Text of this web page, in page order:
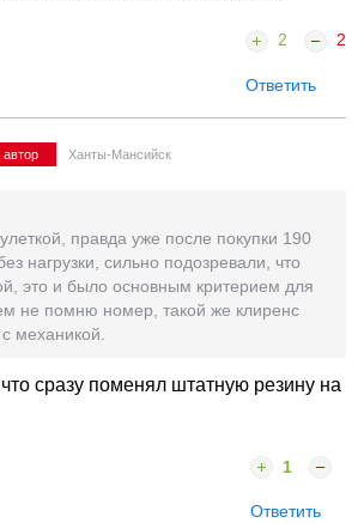
2 2
Ответить
автор Ханты-Мансийск
правда уже после покупки 190
нагрузки, сильно подозревали, что
это и было основным критерием для
не помню номер, такой же клиренс
механикой.
сразу поменял штатную резину на
1
Ответить